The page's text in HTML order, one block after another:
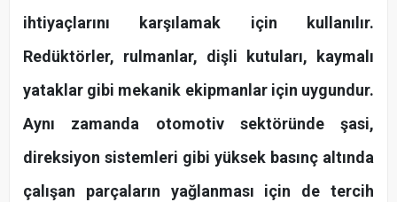
ihtiyaçlarını karşılamak için kullanılır.
Redüktörler, rulmanlar, dişli kutuları, kaymalı
yataklar gibi mekanik ekipmanlar için uygundur.
Aynı zamanda otomotiv sektöründe şasi,
direksiyon sistemleri gibi yüksek basınç altında
çalışan parçaların yağlanması için de tercih